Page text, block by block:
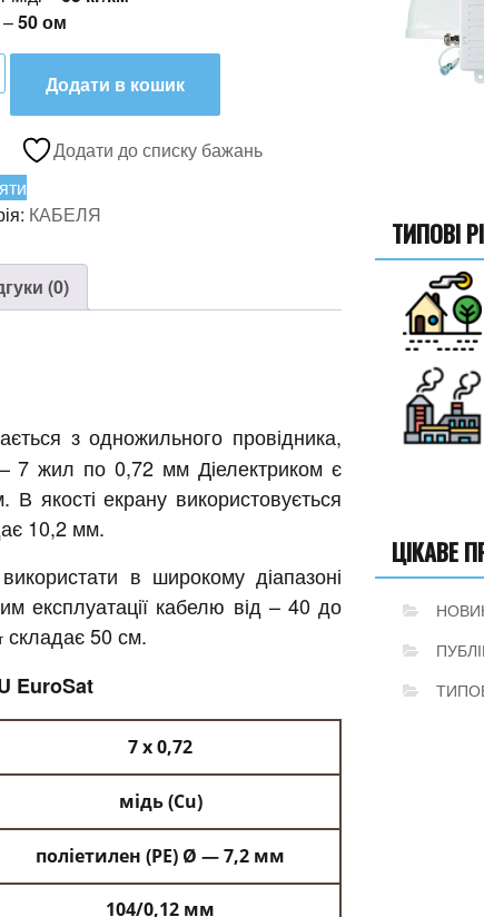
50 ом
Додати в кошик
Додати до списку бажань
КАБЕЛЯ
(0)
з одножильного провідника,
– 7 жил по 0,72 мм Діелектриком є
якості екрану використовується
10,2 мм.
в широкому діапазоні
експлуатації кабелю від – 40 до
складає 50 см.
EuroSat
7 x 0,72
мідь (Cu)
поліетилен (PE) Ø — 7,2 мм
104/0,12 мм
ТИПОВІ
ЦІКАВЕ